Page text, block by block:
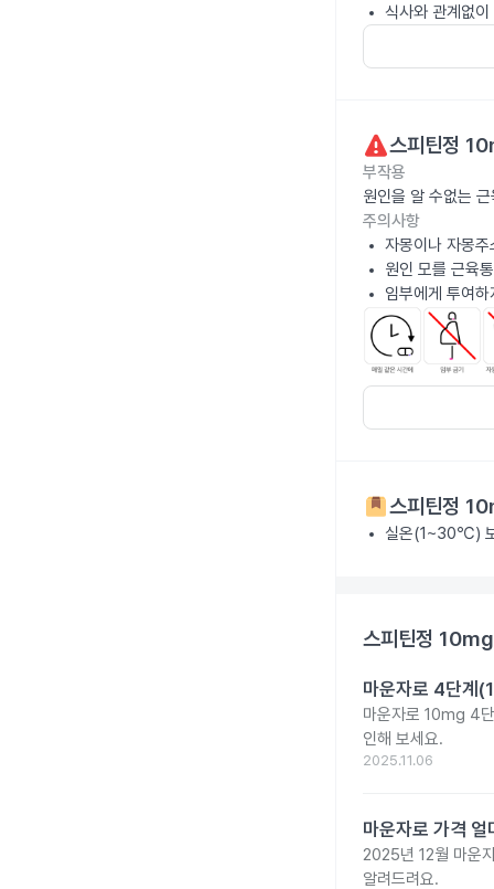
식사와 관계없
스피틴정
부작용
원인을 알 수없는
주의사항
자몽이나 자몽
원인 모를 근육
임부에게 투여
스피틴정
실온(1~30℃)
스피틴정 10mg
마운자로 4단계
마운자로 10mg 4
인해 보세요.
2025.11.06
마운자로 가격
2025년 12월 마운
알려드려요.